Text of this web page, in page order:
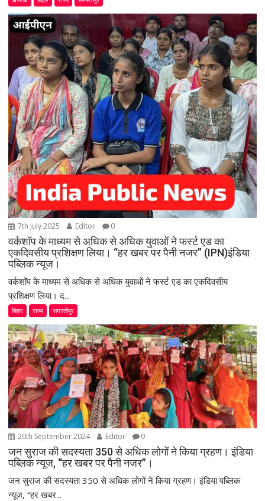
7th July 2025 Editor 0
वर्कशॉप के माध्यम से अधिक से अधिक युवाओं ने फर्स्ट एड का
एकदिवसीय प्रशिक्षण लिया। “हर खबर पर पैनी नजर” (IPN)इंडिया
पब्लिक न्यूज।
वर्कशॉप के माध्यम से अधिक से अधिक युवाओं ने फर्स्ट एड का एकदिवसीय
प्रशिक्षण लिया। द...
बिहार राज्य समस्तीपुर
20th September 2024 Editor 0
जन सुराज की सदस्यता 350 से अधिक लोगों ने किया ग्रहण। इंडिया
पब्लिक न्यूज, “हर खबर पर पैनी नजर”।
जन सुराज की सदस्यता 350 से अधिक लोगों ने किया ग्रहण। इंडिया पब्लिक
न्यूज, “हर खबर...